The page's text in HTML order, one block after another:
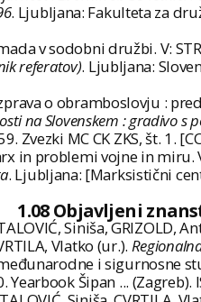
. Ljubljana: Fakulteta za
v sodobni družbi. V:
referatov). Ljubljana:
o obramboslovju :
na Slovenskem : gradivo s
Zvezki MC CK ZKS, št. 1.
in problemi vojne in miru.
. Ljubljana: [Marksistični
1.08 Objavljeni
Siniša, GRIZOLD,
Vlatko (ur.).
i sigurnosne
Šipan ... (Zagreb).